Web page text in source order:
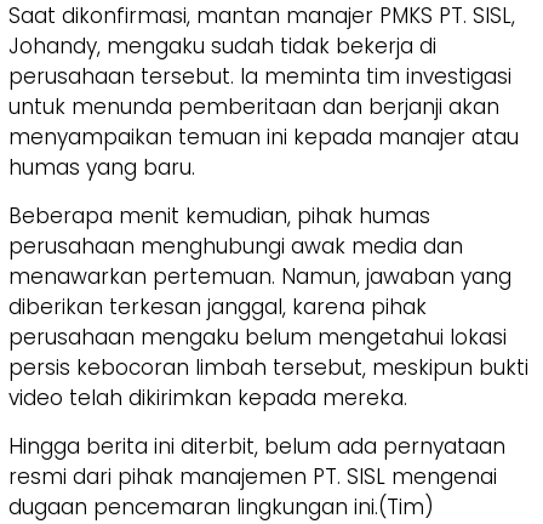
Saat dikonfirmasi, mantan manajer PMKS PT. SISL,
Johandy, mengaku sudah tidak bekerja di
perusahaan tersebut. Ia meminta tim investigasi
untuk menunda pemberitaan dan berjanji akan
menyampaikan temuan ini kepada manajer atau
humas yang baru.
Beberapa menit kemudian, pihak humas
perusahaan menghubungi awak media dan
menawarkan pertemuan. Namun, jawaban yang
diberikan terkesan janggal, karena pihak
perusahaan mengaku belum mengetahui lokasi
persis kebocoran limbah tersebut, meskipun bukti
video telah dikirimkan kepada mereka.
Hingga berita ini diterbit, belum ada pernyataan
resmi dari pihak manajemen PT. SISL mengenai
dugaan pencemaran lingkungan ini.(Tim)